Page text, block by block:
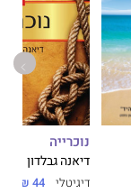
נוכרייה
דיאנה גבלדון
דיגיטלי 44 ₪